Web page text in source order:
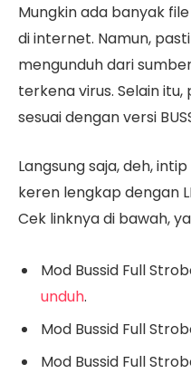
Mungkin ada banyak
di internet. Namun,
mengunduh dari
terkena virus. Selain itu,
sesuai dengan versi
Langsung saja, deh,
keren lengkap dengan
Cek linknya di bawah,
Mod Bussid Full
unduh.
Mod Bussid Full
Mod Bussid Full